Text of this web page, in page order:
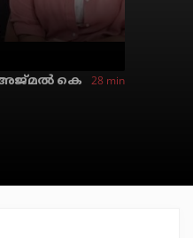
കെ 28 min